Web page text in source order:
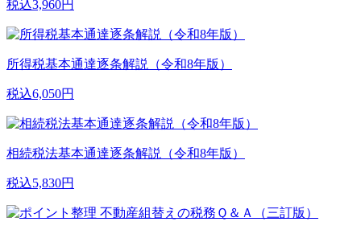
税込3,960円
所得税基本通達逐条解説（令和8年版）
税込6,050円
相続税法基本通達逐条解説（令和8年版）
税込5,830円